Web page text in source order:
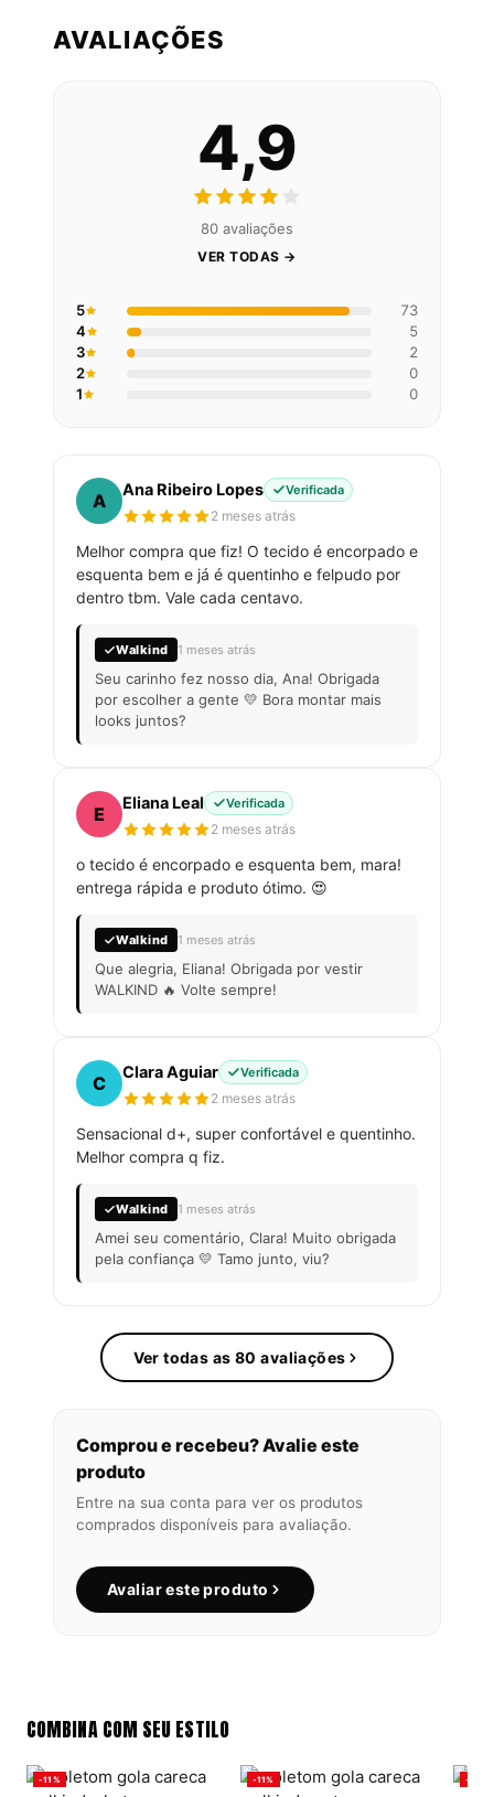
AVALIAÇÕES
4,9
80 avaliações
VER TODAS →
5
73
4
5
3
2
2
0
1
0
A
Ana Ribeiro Lopes Verificada
2 meses atrás
Melhor compra que fiz! O tecido é encorpado e
esquenta bem e já é quentinho e felpudo por
dentro tbm. Vale cada centavo.
Walkind 1 meses atrás
Seu carinho fez nosso dia, Ana! Obrigada
por escolher a gente 💛 Bora montar mais
looks juntos?
E
Eliana Leal Verificada
2 meses atrás
o tecido é encorpado e esquenta bem, mara!
entrega rápida e produto ótimo. 😍
Walkind 1 meses atrás
Que alegria, Eliana! Obrigada por vestir
WALKIND 🔥 Volte sempre!
C
Clara Aguiar Verificada
2 meses atrás
Sensacional d+, super confortável e quentinho.
Melhor compra q fiz.
Walkind 1 meses atrás
Amei seu comentário, Clara! Muito obrigada
pela confiança 💛 Tamo junto, viu?
Ver todas as 80 avaliações
Comprou e recebeu? Avalie este
produto
Entre na sua conta para ver os produtos
comprados disponíveis para avaliação.
Avaliar este produto
COMBINA COM SEU ESTILO
-11% -11% -11%